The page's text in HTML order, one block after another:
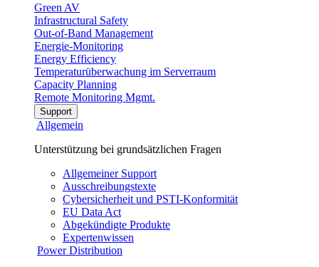
Green AV
Infrastructural Safety
Out-of-Band Management
Energie-Monitoring
Energy Efficiency
Temperaturüberwachung im Serverraum
Capacity Planning
Remote Monitoring Mgmt.
Support
Allgemein
Unterstützung bei grundsätzlichen Fragen
Allgemeiner Support
Ausschreibungstexte
Cybersicherheit und PSTI-Konformität
EU Data Act
Abgekündigte Produkte
Expertenwissen
Power Distribution